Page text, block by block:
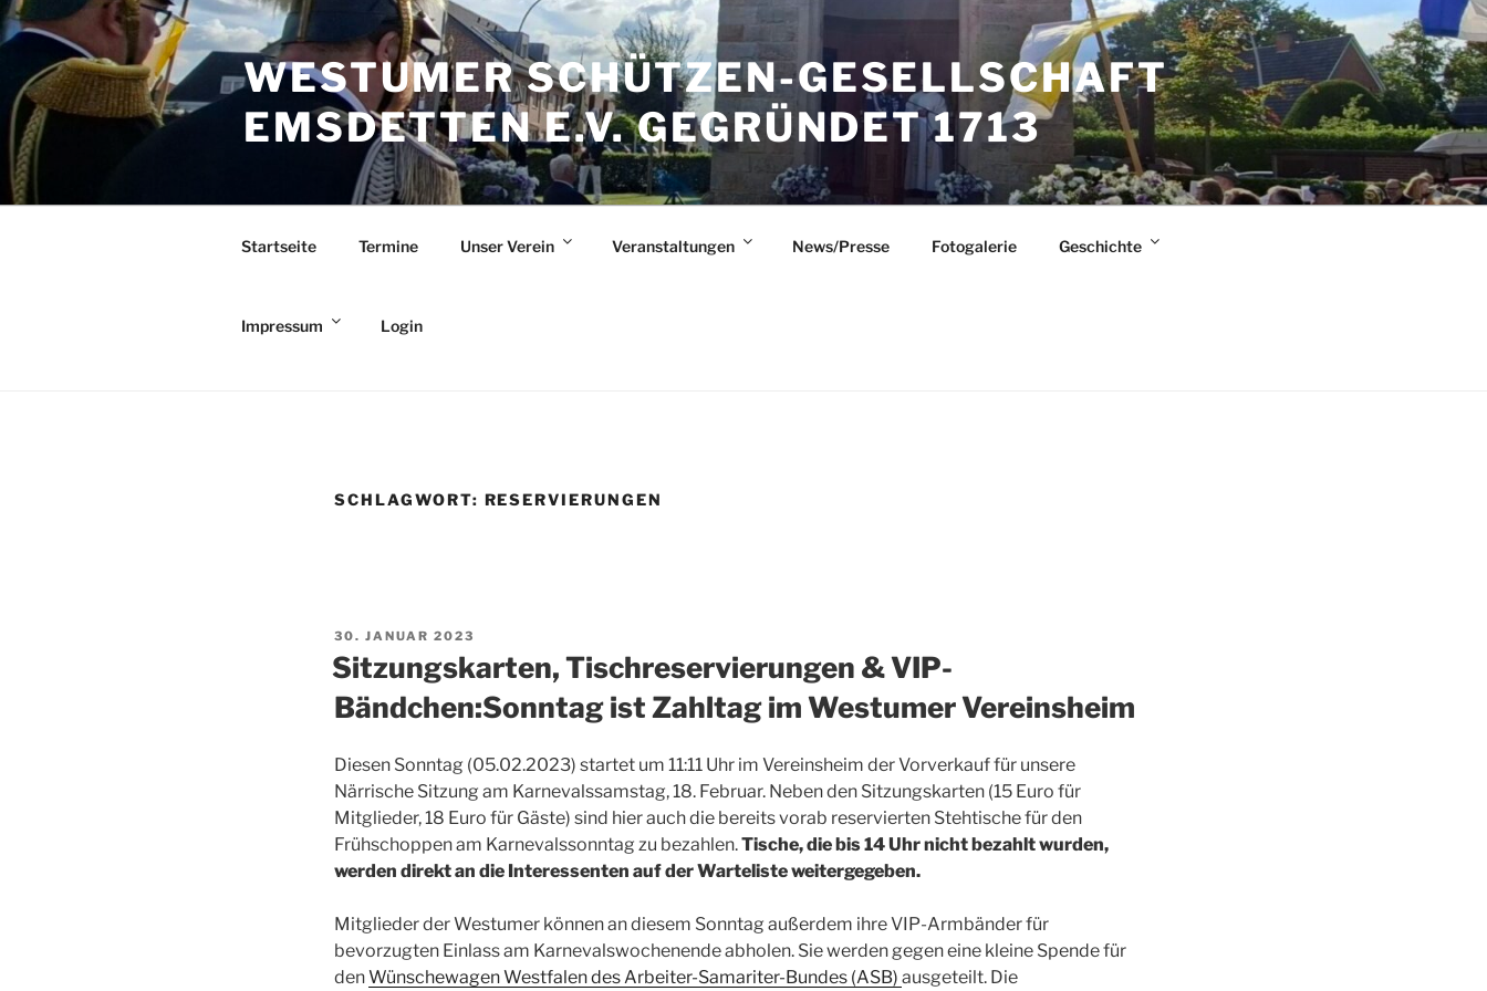
Zum
Inhalt
springen
WESTUMER SCHÜTZEN-GESELLSCHAFT
EMSDETTEN E.V. GEGRÜNDET 1713
Startseite Termine Unser Verein Veranstaltungen News/Presse Fotogalerie Geschichte
Impressum Login
SCHLAGWORT: RESERVIERUNGEN
VERÖFFENTLICHT
AM
30. JANUAR 2023
Sitzungskarten, Tischreservierungen & VIP-
Bändchen:Sonntag ist Zahltag im Westumer Vereinsheim
Diesen Sonntag (05.02.2023) startet um 11:11 Uhr im Vereinsheim der Vorverkauf für unsere
Närrische Sitzung am Karnevalssamstag, 18. Februar. Neben den Sitzungskarten (15 Euro für
Mitglieder, 18 Euro für Gäste) sind hier auch die bereits vorab reservierten Stehtische für den
Frühschoppen am Karnevalssonntag zu bezahlen.Tische, die bis 14 Uhr nicht bezahlt wurden,
werden direkt an die Interessenten auf der Warteliste weitergegeben.
Mitglieder der Westumer können an diesem Sonntag außerdem ihre VIP-Armbänder für
bevorzugten Einlass am Karnevalswochenende abholen. Sie werden gegen eine kleine Spende für
denWünschewagen Westfalen des Arbeiter-Samariter-Bundes (ASB) ausgeteilt. Die